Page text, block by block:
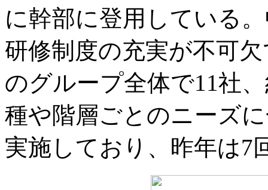
に幹部に登用している
研修制度の充実が不可
のグループ全体で11社
種や階層ごとのニーズ
実施しており、昨年は7